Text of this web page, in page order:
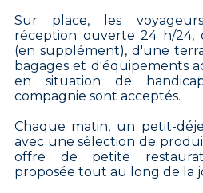
Sur place, les
réception ouverte 24 h/24,
(en supplément), d'une
bagages et d'équipements
en situation de
compagnie sont acceptés.
Chaque matin, un petit-
avec une sélection de
offre de petite
proposée tout au long de la